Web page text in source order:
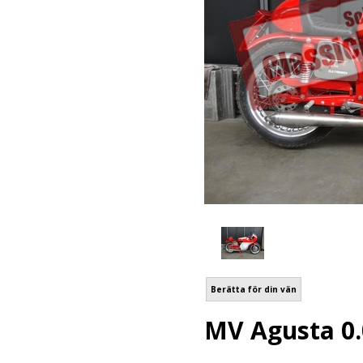
Berätta för din vän
MV Agusta